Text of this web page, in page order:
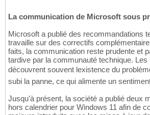
La communication de Microsoft sous
Microsoft a publié des recommandations
travaille sur des correctifs
faits, la communication reste prudente et
tardive par la communauté technique. Les
découvrent souvent lexistence du
subi la panne, ce qui alimente un
Jusqu'à présent, la société a publié deux
hors calendrier pour Windows 11 afin de